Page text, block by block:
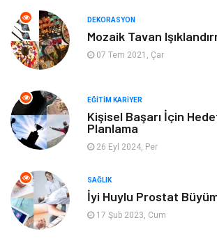
Anne Çocuk
Aksesuar Genel
Spor Müzik
Ev işleri
Cam
Sigorta Spor
DEKORASYON
Mozaik Tavan
07 Tem 2021, Çar
EĞITIM KARIYER
Kişisel Başarı İçin
Planlama
26 Eyl 2024, Per
SAĞLIK
İyi Huylu Prostat
17 Şub 2023, Cum